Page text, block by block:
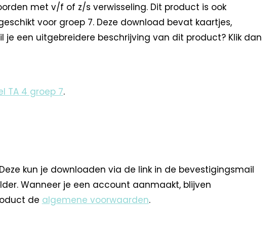
met v/f of z/s verwisseling. Dit product is ook
voor groep 7. Deze download bevat kaartjes,
een uitgebreidere beschrijving van dit product? Klik dan
TA 4 groep 7.
kun je downloaden via de link in de bevestigingsmail
Wanneer je een account aanmaakt, blijven
de algemene voorwaarden.